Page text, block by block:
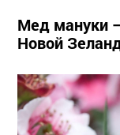
Мед мануки
Новой